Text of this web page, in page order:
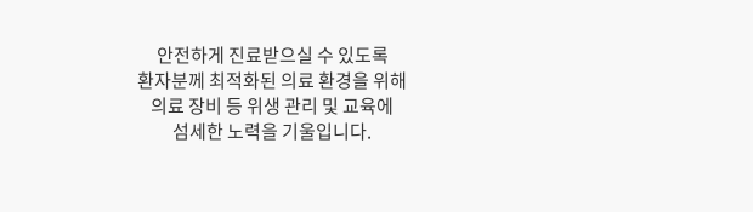
안전하게 진료받으실 수 있도록
환자분께 최적화된 의료 환경을 위해
의료 장비 등 위생 관리 및 교육에
섬세한 노력을 기울입니다.